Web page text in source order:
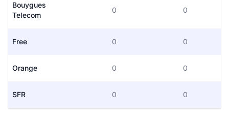
Bouygues
Telecom
0 0
Free 0 0
Orange 0 0
SFR 0 0